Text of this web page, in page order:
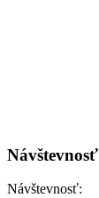
Návštevnosť
Návštevnosť: